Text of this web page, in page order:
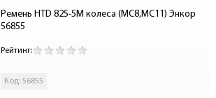
Ремень HTD 825-5M колеса (МС8,МС11) Энкор
56855
Рейтинг:
Код: 56855